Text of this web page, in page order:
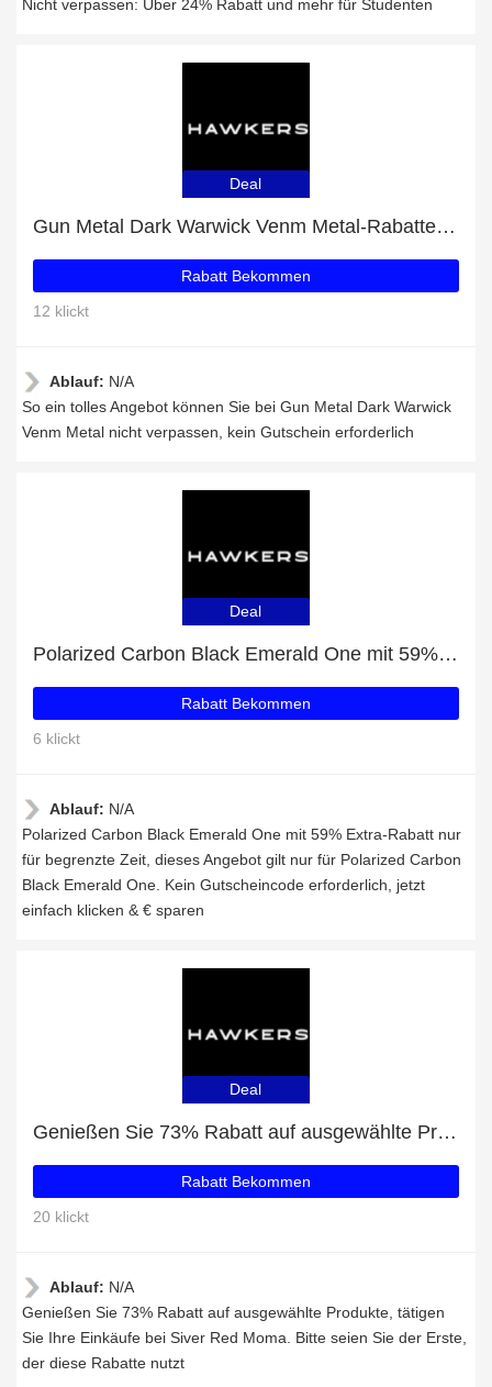
Nicht verpassen: Über 24% Rabatt und mehr für Studenten
Deal
Gun Metal Dark Warwick Venm Metal-Rabatte und andere 68-Angebote
Rabatt Bekommen
12 klickt
Ablauf: N/A
So ein tolles Angebot können Sie bei Gun Metal Dark Warwick
Venm Metal nicht verpassen, kein Gutschein erforderlich
Deal
Polarized Carbon Black Emerald One mit 59% Extra-Rabatt nur für begrenzte Zeit
Rabatt Bekommen
6 klickt
Ablauf: N/A
Polarized Carbon Black Emerald One mit 59% Extra-Rabatt nur
für begrenzte Zeit, dieses Angebot gilt nur für Polarized Carbon
Black Emerald One. Kein Gutscheincode erforderlich, jetzt
einfach klicken & € sparen
Deal
Genießen Sie 73% Rabatt auf ausgewählte Produkte
Rabatt Bekommen
20 klickt
Ablauf: N/A
Genießen Sie 73% Rabatt auf ausgewählte Produkte, tätigen
Sie Ihre Einkäufe bei Siver Red Moma. Bitte seien Sie der Erste,
der diese Rabatte nutzt